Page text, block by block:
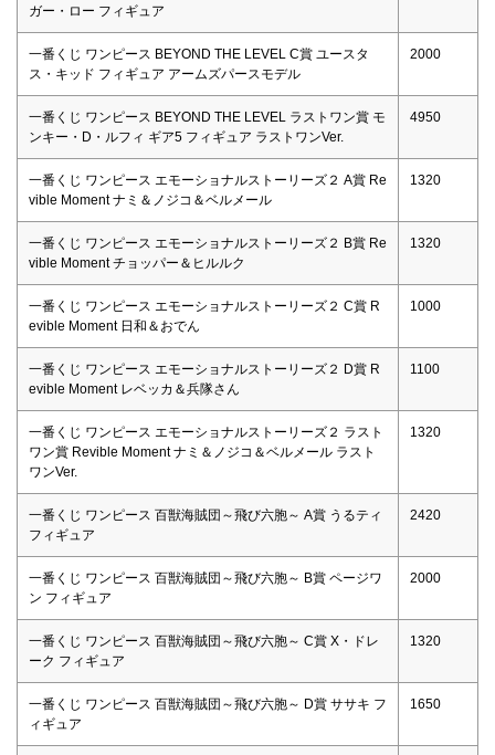
ガー・ロー フィギュア
一番くじ ワンピース BEYOND THE LEVEL C賞 ユースタ
ス・キッド フィギュア アームズパースモデル
2000
一番くじ ワンピース BEYOND THE LEVEL ラストワン賞 モ
ンキー・D・ルフィ ギア5 フィギュア ラストワンVer.
4950
一番くじ ワンピース エモーショナルストーリーズ２ A賞 Re
vible Moment ナミ＆ノジコ＆ベルメール
1320
一番くじ ワンピース エモーショナルストーリーズ２ B賞 Re
vible Moment チョッパー＆ヒルルク
1320
一番くじ ワンピース エモーショナルストーリーズ２ C賞 R
evible Moment 日和＆おでん
1000
一番くじ ワンピース エモーショナルストーリーズ２ D賞 R
evible Moment レベッカ＆兵隊さん
1100
一番くじ ワンピース エモーショナルストーリーズ２ ラスト
ワン賞 Revible Moment ナミ＆ノジコ＆ベルメール ラスト
ワンVer.
1320
一番くじ ワンピース 百獣海賊団～飛び六胞～ A賞 うるティ
フィギュア
2420
一番くじ ワンピース 百獣海賊団～飛び六胞～ B賞 ページワ
ン フィギュア
2000
一番くじ ワンピース 百獣海賊団～飛び六胞～ C賞 X・ドレ
ーク フィギュア
1320
一番くじ ワンピース 百獣海賊団～飛び六胞～ D賞 ササキ フ
ィギュア
1650